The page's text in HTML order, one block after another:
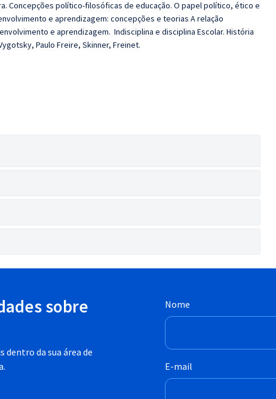
Concepções político-filosóficas de educação. O papel político, ético e
e aprendizagem: concepções e teorias A relação
e aprendizagem. Indisciplina e disciplina Escolar. História
Paulo Freire, Skinner, Freinet.
sobre
dentro da sua área de
Nome
E-mail